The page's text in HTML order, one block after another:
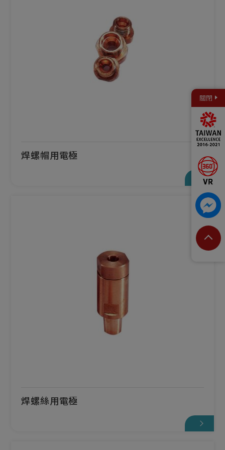
焊螺帽用電極
焊螺絲用電極
關閉